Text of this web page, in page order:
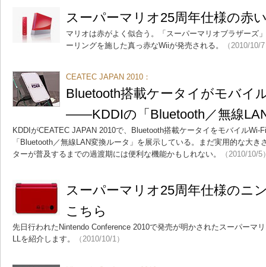
スーパーマリオ25周年仕様の赤
マリオは赤がよく似合う。「スーパーマリオブラザーズ
ーリングを施した真っ赤なWiiが発売される。
（2010/10/
CEATEC JAPAN 2010：
Bluetooth搭載ケータイがモバイ
――KDDIの「Bluetooth／無線
KDDIがCEATEC JAPAN 2010で、Bluetooth搭載ケータイをモバイルWi-
「Bluetooth／無線LAN変換ルータ」を展示している。まだ実用的な大
ターが普及するまでの過渡期には便利な機能かもしれない。
（2010/10/5
スーパーマリオ25周年仕様のニ
こちら
先日行われたNintendo Conference 2010で発売が明かされたスーパーマ
LLを紹介します。
（2010/10/1）